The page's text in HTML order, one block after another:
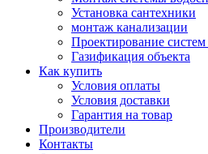
Установка сантехники
монтаж канализации
Проектирование
Газификация объекта
Как купить
Условия оплаты
Условия доставки
Гарантия на товар
Производители
Контакты